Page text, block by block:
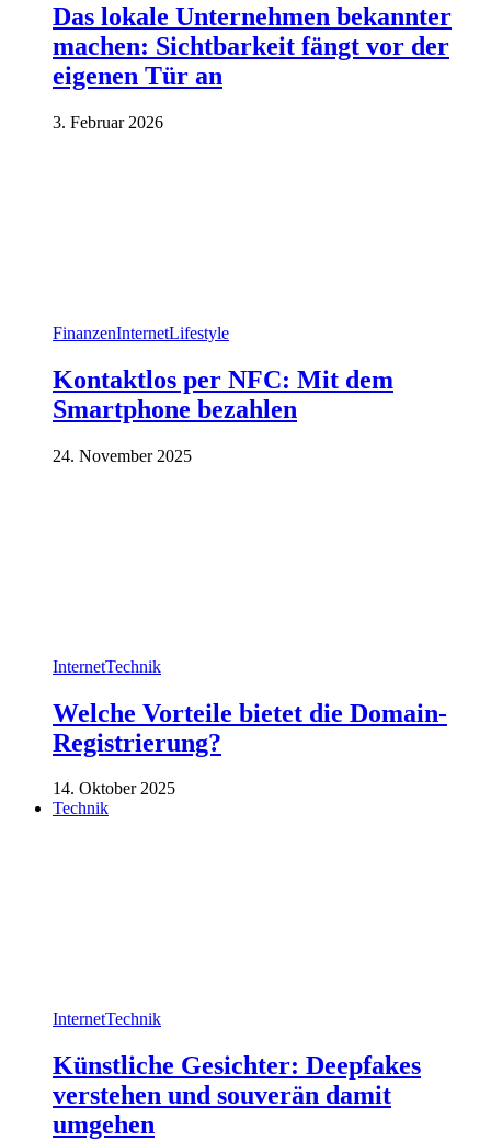
Das lokale Unternehmen bekannter
machen: Sichtbarkeit fängt vor der
eigenen Tür an
3. Februar 2026
FinanzenInternetLifestyle
Kontaktlos per NFC: Mit dem
Smartphone bezahlen
24. November 2025
InternetTechnik
Welche Vorteile bietet die Domain-
Registrierung?
14. Oktober 2025
Technik
InternetTechnik
Künstliche Gesichter: Deepfakes
verstehen und souverän damit
umgehen